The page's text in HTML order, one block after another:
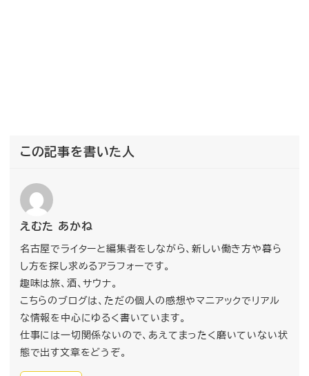
この記事を書いた人
えむた あかね
名古屋でライターと編集者をしながら、新しい働き方や暮ら
し方を探し求めるアラフォーです。
趣味は旅、酒、サウナ。
こちらのブログは、ただの個人の感想やマニアックでリアル
な情報を中心にゆるく書いています。
仕事には一切関係ないので、あえてまったく磨いていない状
態で出す文章をどうぞ。